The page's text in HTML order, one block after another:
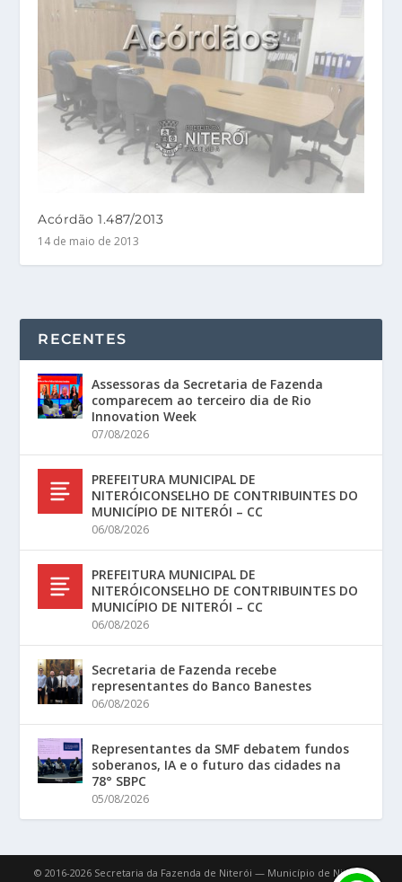
Acórdão 1.487/2013
14 de maio de 2013
RECENTES
Assessoras da Secretaria de Fazenda
comparecem ao terceiro dia de Rio
Innovation Week
07/08/2026
PREFEITURA MUNICIPAL DE
NITERÓICONSELHO DE CONTRIBUINTES DO
MUNICÍPIO DE NITERÓI – CC
06/08/2026
PREFEITURA MUNICIPAL DE
NITERÓICONSELHO DE CONTRIBUINTES DO
MUNICÍPIO DE NITERÓI – CC
06/08/2026
Secretaria de Fazenda recebe
representantes do Banco Banestes
06/08/2026
Representantes da SMF debatem fundos
soberanos, IA e o futuro das cidades na
78° SBPC
05/08/2026
© 2016-2026 Secretaria da Fazenda de Niterói — Município de Niterói.